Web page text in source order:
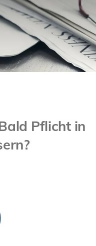
Pflicht in